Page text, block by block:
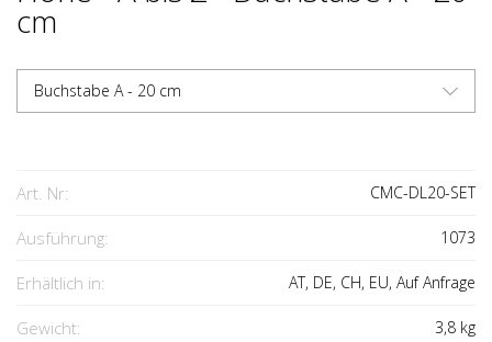
cm
Buchstabe A - 20 cm
Art. Nr: CMC-DL20-SET
Ausführung: 1073
Erhältlich in: AT, DE, CH, EU, Auf Anfrage
Gewicht: 3,8 kg